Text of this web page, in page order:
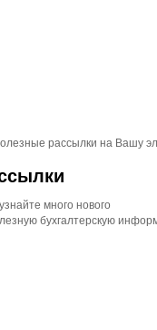
рассылки на Вашу
много нового
бухгалтерскую